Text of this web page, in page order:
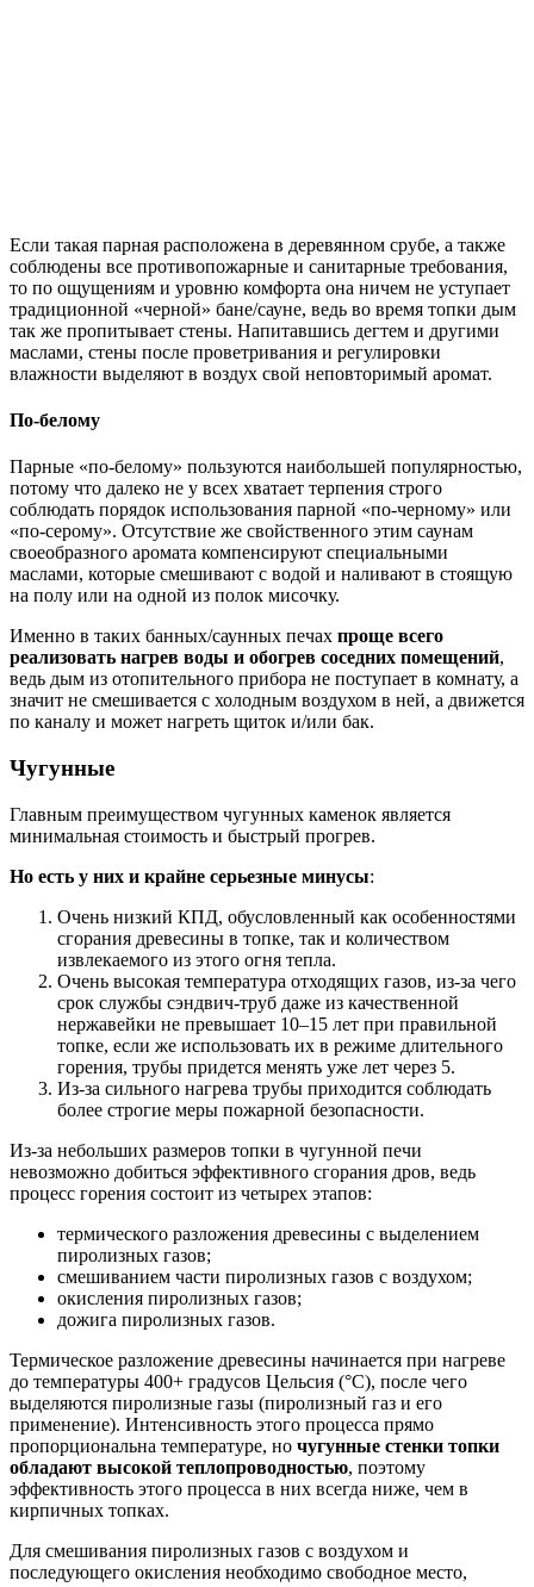
Если такая парная расположена в деревянном срубе, а также
соблюдены все противопожарные и санитарные требования,
то по ощущениям и уровню комфорта она ничем не уступает
традиционной «черной» бане/сауне, ведь во время топки дым
так же пропитывает стены. Напитавшись дегтем и другими
маслами, стены после проветривания и регулировки
влажности выделяют в воздух свой неповторимый аромат.
По-белому
Парные «по-белому» пользуются наибольшей популярностью,
потому что далеко не у всех хватает терпения строго
соблюдать порядок использования парной «по-черному» или
«по-серому». Отсутствие же свойственного этим саунам
своеобразного аромата компенсируют специальными
маслами, которые смешивают с водой и наливают в стоящую
на полу или на одной из полок мисочку.
Именно в таких банных/саунных печах проще всего
реализовать нагрев воды и обогрев соседних помещений,
ведь дым из отопительного прибора не поступает в комнату, а
значит не смешивается с холодным воздухом в ней, а движется
по каналу и может нагреть щиток и/или бак.
Чугунные
Главным преимуществом чугунных каменок является
минимальная стоимость и быстрый прогрев.
Но есть у них и крайне серьезные минусы:
Очень низкий КПД, обусловленный как особенностями
сгорания древесины в топке, так и количеством
извлекаемого из этого огня тепла.
Очень высокая температура отходящих газов, из-за чего
срок службы сэндвич-труб даже из качественной
нержавейки не превышает 10–15 лет при правильной
топке, если же использовать их в режиме длительного
горения, трубы придется менять уже лет через 5.
Из-за сильного нагрева трубы приходится соблюдать
более строгие меры пожарной безопасности.
Из-за небольших размеров топки в чугунной печи
невозможно добиться эффективного сгорания дров, ведь
процесс горения состоит из четырех этапов:
термического разложения древесины с выделением
пиролизных газов;
смешиванием части пиролизных газов с воздухом;
окисления пиролизных газов;
дожига пиролизных газов.
Термическое разложение древесины начинается при нагреве
до температуры 400+ градусов Цельсия (°C), после чего
выделяются пиролизные газы (пиролизный газ и его
применение). Интенсивность этого процесса прямо
пропорциональна температуре, но чугунные стенки топки
обладают высокой теплопроводностью, поэтому
эффективность этого процесса в них всегда ниже, чем в
кирпичных топках.
Для смешивания пиролизных газов с воздухом и
последующего окисления необходимо свободное место,